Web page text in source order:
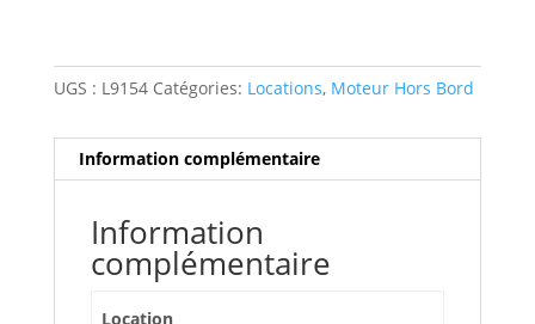
UGS : L9154 Catégories: Locations, Moteur Hors Bord
Information complémentaire
Information
complémentaire
Location